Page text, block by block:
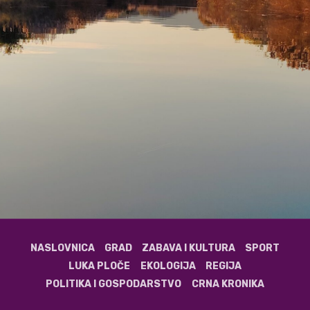
NASLOVNICA GRAD ZABAVA I KULTURA
SPORT
LUKA PLOČE
EKOLOGIJA
REGIJA
POLITIKA I GOSPODARSTVO
CRNA KRONIKA